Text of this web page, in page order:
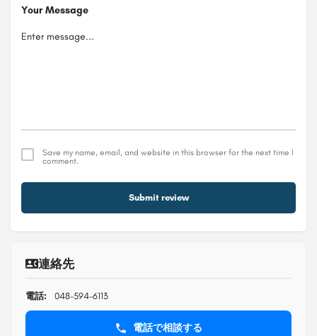
Your Message
Save my name, email, and website in this browser for the next time I
comment.
Submit review
連絡先
電話: 048-594-6113
電話で相談する